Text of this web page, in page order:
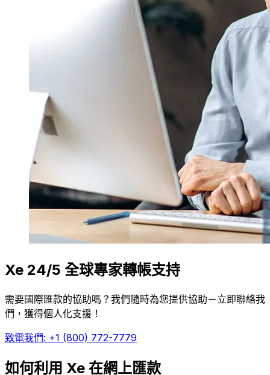
Xe 24/5 全球專家轉帳支持
需要國際匯款的協助嗎？我們隨時為您提供協助－立即聯絡我
們，獲得個人化支援！
致電我們: +1 (800) 772-7779
如何利用 Xe 在網上匯款